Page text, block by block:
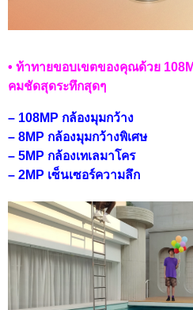
• ท้าทายขอบเขตของคุณด้วย
คมชัดสุดระทึกสุดๆ
– 108MP กล้องมุมกว้าง
– 8MP กล้องมุมกว้างพิเศษ
– 5MP กล้องเทเลมาโคร
– 2MP เซ็นเซอร์ความลึก